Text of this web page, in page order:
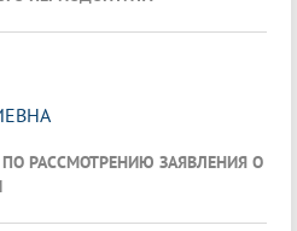
РАССМОТРЕНИЮ ЗАЯВЛЕНИЯ О